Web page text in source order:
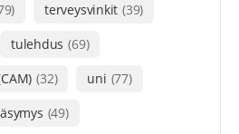
terveysvinkit (39)
tulehdus (69)
(32) uni (77)
(49)